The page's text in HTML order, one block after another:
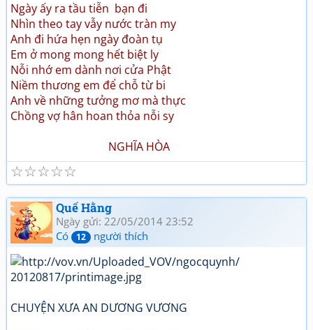
Ngày ấy ra tầu tiễn bạn đi
Nhìn theo tay vẫy nước tràn my
Anh đi hứa hẹn ngày đoàn tụ
Em ở mong mong hết biệt ly
Nỗi nhớ em dành nơi cửa Phật
Niềm thương em để chỗ từ bi
Anh về những tưởng mơ mà thực
Chồng vợ hân hoan thỏa nỗi sy
NGHĨA HÒA
☆
☆
☆
☆
☆
Quế Hằng
Ngày gửi: 22/05/2014 23:52
Có
12 người thích
CHUYỆN XƯA AN DƯƠNG VƯƠNG